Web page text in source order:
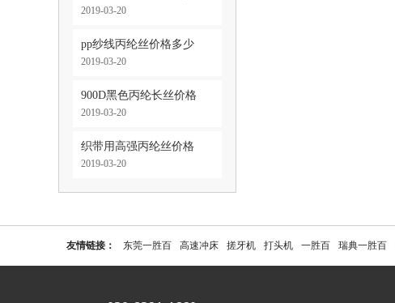
2019-03-20
pp纱线丙纶丝价格多少
2019-03-20
900D黑色丙纶长丝价格
2019-03-20
织带用高强丙纶丝价格
2019-03-20
友情链接： 东莞一胜百 高速冲床 搓牙机 打头机 一胜百 瑞典一胜百